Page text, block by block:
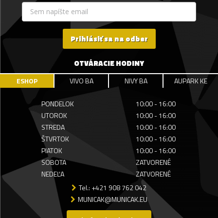
Prihlásiť sa na odber
OTVÁRACIE HODINY
ESHOP VIVO BA NIVY BA AUPARK KE
PONDELOK
10:00 - 16:00
UTOROK
10:00 - 16:00
STREDA
10:00 - 16:00
ŠTVRTOK
10:00 - 16:00
PIATOK
10:00 - 16:00
SOBOTA
ZATVORENÉ
NEDEĽA
ZATVORENÉ
Tel.: +421 908 762 042
MUNICAK@MUNICAK.EU